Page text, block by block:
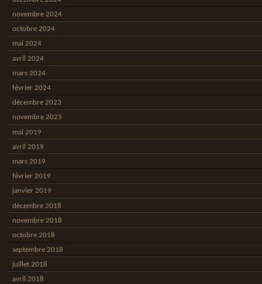
novembre 2024
octobre 2024
mai 2024
avril 2024
mars 2024
février 2024
décembre 2023
novembre 2023
mai 2019
avril 2019
mars 2019
février 2019
janvier 2019
décembre 2018
novembre 2018
octobre 2018
septembre 2018
juillet 2018
avril 2018